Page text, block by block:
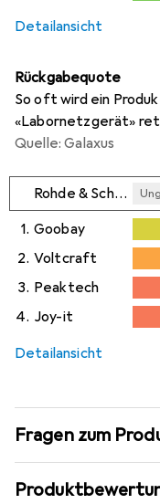
Detailansicht
Rückgabequote
So oft wird ein
«Labornetzgerät»
Quelle: Galaxus
Rohde & Schwarz
1. Goobay
2. Voltcraft
3. Peaktech
4. Joy-it
Detailansicht
Fragen zum